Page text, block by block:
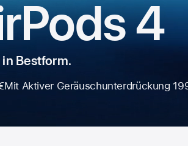
4
Bestform.
Mit Aktiver Geräusch­unter­drückung